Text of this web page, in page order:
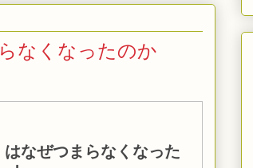
なくなったのか